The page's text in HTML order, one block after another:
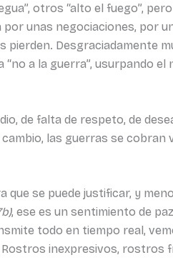
otros “alto el fuego”,
unas negociaciones, por
Desgraciadamente
a la guerra”, usurpando el
de falta de respeto, de
las guerras se cobran
se puede justificar, y
, ese es un sentimiento de
todo en tiempo real,
inexpresivos, rostros